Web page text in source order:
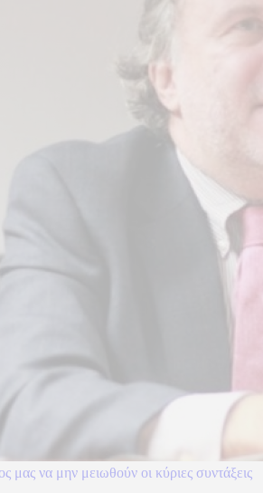
μας να μην μειωθούν οι κύριες συντάξεις